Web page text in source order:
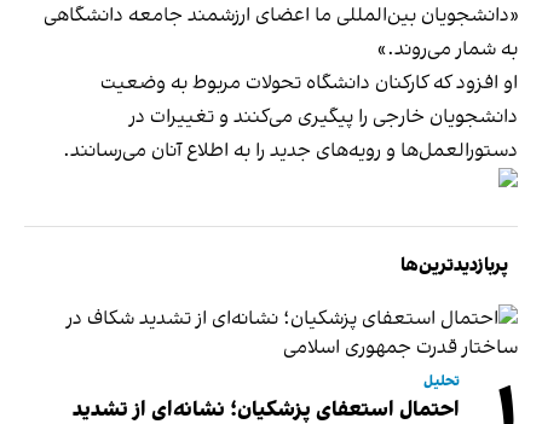
«دانشجویان بین‌المللی ما اعضای ارزشمند جامعه دانشگاهی
به شمار می‌روند.»
او افزود که کارکنان دانشگاه تحولات مربوط به وضعیت
دانشجویان خارجی را پیگیری می‌کنند و تغییرات در
دستورالعمل‌ها و رویه‌های جدید را به اطلاع آنان می‌رسانند.
پربازدیدترین‌ها
تحلیل
احتمال استعفای پزشکیان؛ نشانه‌ای از تشدید